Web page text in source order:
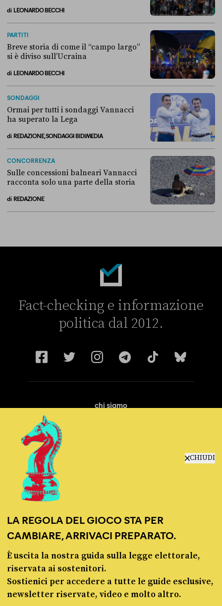
CHIUDI
LA REGOLA DEL GIOCO STA PER
CAMBIARE, ARRIVACI PREPARATO.
È uscita la nostra guida sulla legge elettorale,
riservata ai sostenitori.
Sostienici per accedere a tutte le guide esclusive,
newsletter riservate, video e molto altro.
di LEONARDO BECCHI
PARTITI
Breve storia di come il “campo largo”
si è diviso sull’Ucraina
di LEONARDO BECCHI
SONDAGGI
Ormai per tutti i sondaggi Vannacci
ha superato la Lega
di REDAZIONE, SONDAGGI BIDIMEDIA
CONCORRENZA
Sulle concessioni balneari Vannacci
racconta solo una parte della storia
di REDAZIONE
Fact-checking e informazione
politica dal 2012.
chi siamo
© Pagella Politica 2012 - 2026
Pagella Politica è una testata registrata presso il Tribunale di Milano, n. 55 del 8
marzo 2021. ISSN 2974-9387